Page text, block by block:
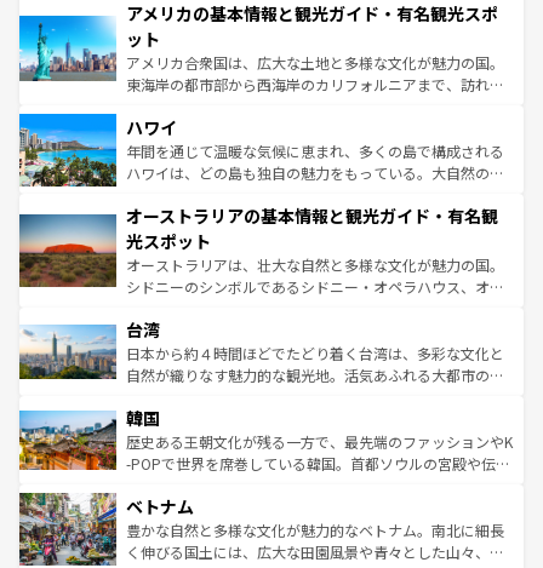
ンツ一覧を参照してほしい。
の建物がそのまま残る町や、スイスならではのユニークな
博物館もあり、アルプス観光だけでなく町歩きも満喫する
ことができる。国民の所得が高いため物価も高いが、旅行
者向けの交通パス提供のサービスもあり、うまく活用すれ
着のスイス情報は
アメリカの基本情報と観光ガイド・有名観光スポ
ット
アメリカ合衆国は、広大な土地と多様な文化が魅力の国。
東海岸の都市部から西海岸のカリフォルニアまで、訪れる
のような巨大都市は、観光、ショッピング、エンターテイ
ンメントが詰まった刺激的なスポットだ。一方、アメリカ
西部には大自然が広がり、グランドキャニオンやイエロー
部のニューオーリンズでは、音楽と美食が融合した独特の
文化が魅力。旅行者はアメリカの各地域で異なる魅力を楽
しみながら、その多様性と豊かな歴史を感じることができ
るだろう。車でのロードトリップや列車の旅も、アメリカ
情報は
ハワイ
年間を通じて温暖な気候に恵まれ、多くの島で構成される
ハワイは、どの島も独自の魅力をもっている。大自然の神
ワイ島は見逃せない。また、定番の観光地といえばオアフ
島だが、静かな自然を求めるならマウイ島やカウアイ島が
おすすめ。エメラルドグリーンに輝く海をはじめ、豊かな
文化や歴史が息づいている。「アロハスピリット」と呼ば
人々、おいしいローカルフードやハワイアンミュージッ
ク、伝統的なフラダンスなど、すべてがハワイの魅力を彩
っている。訪れるたびに新しい発見と感動が待っているハ
はコンテンツ一覧
オーストラリアの基本情報と観光ガイド・有名観
光スポット
オーストラリアは、壮大な自然と多様な文化が魅力の国。
シドニーのシンボルであるシドニー・オペラハウス、オー
リアリーフや大陸中央部にそびえるウルル（エアーズロッ
ク）、タスマニアの美しい原生林やケアンズの熱帯雨林な
ど、見どころがたくさん。また、カフェやワイン、オージ
いる。アクティビティも充実しており、サーフィンやダイ
ビング、ハイキングなど、アウトドア好きにはたまらな
い。オーストラリアの多彩な魅力を存分に味わいつくそ
参照してほしい。
台湾
日本から約４時間ほどでたどり着く台湾は、多彩な文化と
自然が織りなす魅力的な観光地。活気あふれる大都市の台
ン）、静ひつな山岳地帯である台湾東部など、都市の喧騒
と山間の静けさが共存しており、訪れる人に新しい発見と
驚きをもたらしてくれる。また、奥深い台湾の食文化も魅
容にもいいと評判のスイーツなど、バラエティ豊かな料理
が味わえる。 なお、新着の台湾情報は コンテンツ一覧を参
照してほしい。
韓国
歴史ある王朝文化が残る一方で、最先端のファッションやK
-POPで世界を席巻している韓国。首都ソウルの宮殿や伝統
き、地方に足を延ばせば四季折々の自然美を楽しむことが
できる。そして、キムチや焼肉、絶品のストリートフード
まで、さまざまな韓国料理が待っている。夜には、韓国な
ベトナム
豊かな自然と多様な文化が魅力的なベトナム。南北に細長
く伸びる国土には、広大な田園風景や青々とした山々、世